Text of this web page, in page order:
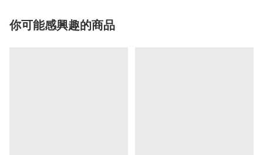
你可能感興趣的商品